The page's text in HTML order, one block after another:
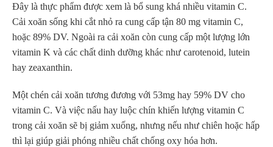
Đây là thực phẩm được xem là bổ sung khá nhiều vitamin C.
Cải xoăn sống khi cắt nhỏ ra cung cấp tận 80 mg vitamin C,
hoặc 89% DV. Ngoài ra cải xoăn còn cung cấp một lượng lớn
vitamin K và các chất dinh dưỡng khác như carotenoid, lutein
hay zeaxanthin.
Một chén cải xoăn tương đương với 53mg hay 59% DV cho
vitamin C. Và việc nấu hay luộc chín khiến lượng vitamin C
trong cải xoăn sẽ bị giảm xuống, nhưng nếu như chiên hoặc hấp
thì lại giúp giải phóng nhiều chất chống oxy hóa hơn.